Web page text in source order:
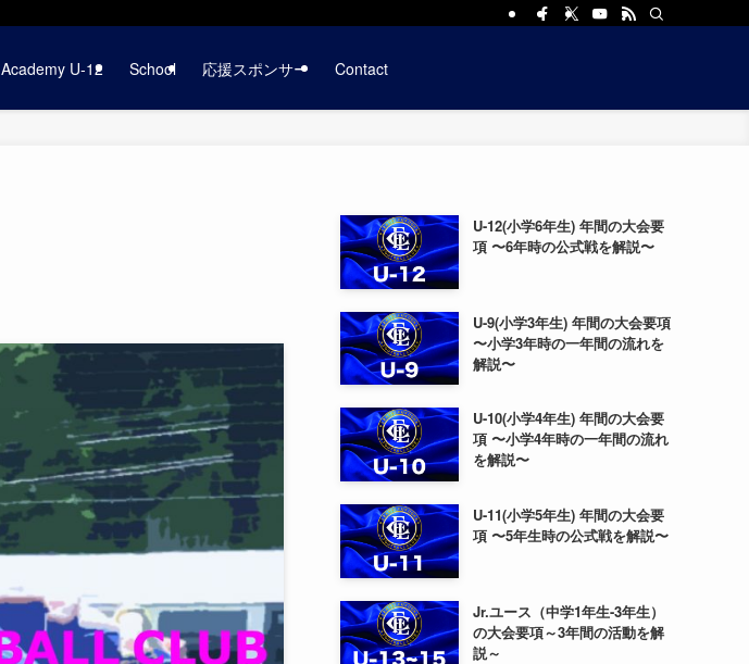
Academy U-12 School 応援スポンサー Contact
U-12(小学6年生) 年間の大会要
項 〜6年時の公式戦を解説〜
U-9(小学3年生) 年間の大会要項
〜小学3年時の一年間の流れを
解説〜
U-10(小学4年生) 年間の大会要
項 〜小学4年時の一年間の流れ
を解説〜
U-11(小学5年生) 年間の大会要
項 〜5年生時の公式戦を解説〜
Jr.ユース（中学1年生-3年生）
の大会要項～3年間の活動を解
説～